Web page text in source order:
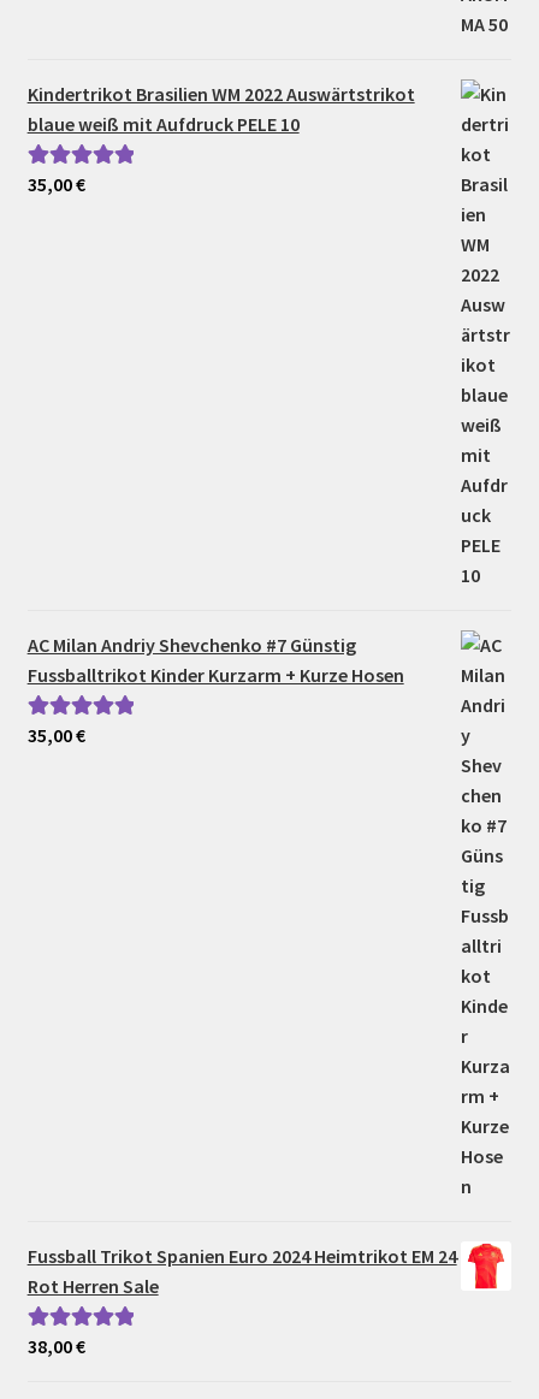
Kindertrikot Brasilien WM 2022 Auswärtstrikot
blaue weiß mit Aufdruck PELE 10
Bewertet mit
35,00€
AC Milan Andriy Shevchenko #7 Günstig
Fussballtrikot Kinder Kurzarm + Kurze Hosen
Bewertet mit
35,00€
Fussball Trikot Spanien Euro 2024 Heimtrikot EM 24
Rot Herren Sale
Bewertet mit
38,00€